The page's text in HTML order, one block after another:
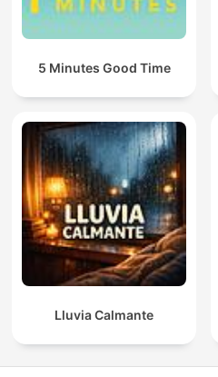
5 Minutes Good Time
Lluvia Calmante